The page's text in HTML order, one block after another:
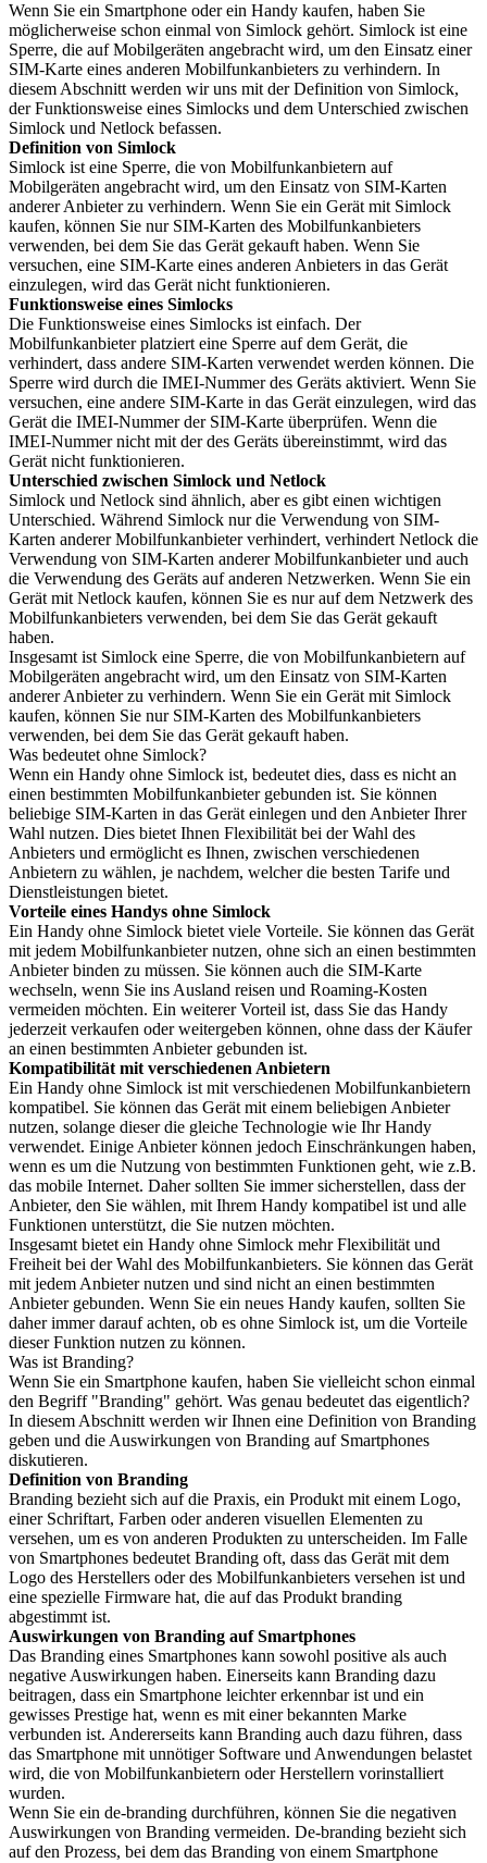
Wenn Sie ein Smartphone oder ein Handy kaufen, haben Sie
möglicherweise schon einmal von Simlock gehört. Simlock ist eine
Sperre, die auf Mobilgeräten angebracht wird, um den Einsatz einer
SIM-Karte eines anderen Mobilfunkanbieters zu verhindern. In
diesem Abschnitt werden wir uns mit der Definition von Simlock,
der Funktionsweise eines Simlocks und dem Unterschied zwischen
Simlock und Netlock befassen.
Definition von Simlock
Simlock ist eine Sperre, die von Mobilfunkanbietern auf
Mobilgeräten angebracht wird, um den Einsatz von SIM-Karten
anderer Anbieter zu verhindern. Wenn Sie ein Gerät mit Simlock
kaufen, können Sie nur SIM-Karten des Mobilfunkanbieters
verwenden, bei dem Sie das Gerät gekauft haben. Wenn Sie
versuchen, eine SIM-Karte eines anderen Anbieters in das Gerät
einzulegen, wird das Gerät nicht funktionieren.
Funktionsweise eines Simlocks
Die Funktionsweise eines Simlocks ist einfach. Der
Mobilfunkanbieter platziert eine Sperre auf dem Gerät, die
verhindert, dass andere SIM-Karten verwendet werden können. Die
Sperre wird durch die IMEI-Nummer des Geräts aktiviert. Wenn Sie
versuchen, eine andere SIM-Karte in das Gerät einzulegen, wird das
Gerät die IMEI-Nummer der SIM-Karte überprüfen. Wenn die
IMEI-Nummer nicht mit der des Geräts übereinstimmt, wird das
Gerät nicht funktionieren.
Unterschied zwischen Simlock und Netlock
Simlock und Netlock sind ähnlich, aber es gibt einen wichtigen
Unterschied. Während Simlock nur die Verwendung von SIM-
Karten anderer Mobilfunkanbieter verhindert, verhindert Netlock die
Verwendung von SIM-Karten anderer Mobilfunkanbieter und auch
die Verwendung des Geräts auf anderen Netzwerken. Wenn Sie ein
Gerät mit Netlock kaufen, können Sie es nur auf dem Netzwerk des
Mobilfunkanbieters verwenden, bei dem Sie das Gerät gekauft
haben.
Insgesamt ist Simlock eine Sperre, die von Mobilfunkanbietern auf
Mobilgeräten angebracht wird, um den Einsatz von SIM-Karten
anderer Anbieter zu verhindern. Wenn Sie ein Gerät mit Simlock
kaufen, können Sie nur SIM-Karten des Mobilfunkanbieters
verwenden, bei dem Sie das Gerät gekauft haben.
Was bedeutet ohne Simlock?
Wenn ein Handy ohne Simlock ist, bedeutet dies, dass es nicht an
einen bestimmten Mobilfunkanbieter gebunden ist. Sie können
beliebige SIM-Karten in das Gerät einlegen und den Anbieter Ihrer
Wahl nutzen. Dies bietet Ihnen Flexibilität bei der Wahl des
Anbieters und ermöglicht es Ihnen, zwischen verschiedenen
Anbietern zu wählen, je nachdem, welcher die besten Tarife und
Dienstleistungen bietet.
Vorteile eines Handys ohne Simlock
Ein Handy ohne Simlock bietet viele Vorteile. Sie können das Gerät
mit jedem Mobilfunkanbieter nutzen, ohne sich an einen bestimmten
Anbieter binden zu müssen. Sie können auch die SIM-Karte
wechseln, wenn Sie ins Ausland reisen und Roaming-Kosten
vermeiden möchten. Ein weiterer Vorteil ist, dass Sie das Handy
jederzeit verkaufen oder weitergeben können, ohne dass der Käufer
an einen bestimmten Anbieter gebunden ist.
Kompatibilität mit verschiedenen Anbietern
Ein Handy ohne Simlock ist mit verschiedenen Mobilfunkanbietern
kompatibel. Sie können das Gerät mit einem beliebigen Anbieter
nutzen, solange dieser die gleiche Technologie wie Ihr Handy
verwendet. Einige Anbieter können jedoch Einschränkungen haben,
wenn es um die Nutzung von bestimmten Funktionen geht, wie z.B.
das mobile Internet. Daher sollten Sie immer sicherstellen, dass der
Anbieter, den Sie wählen, mit Ihrem Handy kompatibel ist und alle
Funktionen unterstützt, die Sie nutzen möchten.
Insgesamt bietet ein Handy ohne Simlock mehr Flexibilität und
Freiheit bei der Wahl des Mobilfunkanbieters. Sie können das Gerät
mit jedem Anbieter nutzen und sind nicht an einen bestimmten
Anbieter gebunden. Wenn Sie ein neues Handy kaufen, sollten Sie
daher immer darauf achten, ob es ohne Simlock ist, um die Vorteile
dieser Funktion nutzen zu können.
Was ist Branding?
Wenn Sie ein Smartphone kaufen, haben Sie vielleicht schon einmal
den Begriff "Branding" gehört. Was genau bedeutet das eigentlich?
In diesem Abschnitt werden wir Ihnen eine Definition von Branding
geben und die Auswirkungen von Branding auf Smartphones
diskutieren.
Definition von Branding
Branding bezieht sich auf die Praxis, ein Produkt mit einem Logo,
einer Schriftart, Farben oder anderen visuellen Elementen zu
versehen, um es von anderen Produkten zu unterscheiden. Im Falle
von Smartphones bedeutet Branding oft, dass das Gerät mit dem
Logo des Herstellers oder des Mobilfunkanbieters versehen ist und
eine spezielle Firmware hat, die auf das Produkt branding
abgestimmt ist.
Auswirkungen von Branding auf Smartphones
Das Branding eines Smartphones kann sowohl positive als auch
negative Auswirkungen haben. Einerseits kann Branding dazu
beitragen, dass ein Smartphone leichter erkennbar ist und ein
gewisses Prestige hat, wenn es mit einer bekannten Marke
verbunden ist. Andererseits kann Branding auch dazu führen, dass
das Smartphone mit unnötiger Software und Anwendungen belastet
wird, die von Mobilfunkanbietern oder Herstellern vorinstalliert
wurden.
Wenn Sie ein de-branding durchführen, können Sie die negativen
Auswirkungen von Branding vermeiden. De-branding bezieht sich
auf den Prozess, bei dem das Branding von einem Smartphone